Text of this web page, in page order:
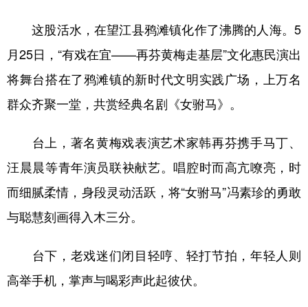
地方频道
北京 天津 河北 山西
辽宁 吉林 上海 江苏
山东 河南 湖北 湖南
广东 广西 海南 重庆
新疆 内蒙古 黑龙江
这股活水，在望江县鸦滩镇化作了沸腾的人海。5
月25日，“有戏在宜——再芬黄梅走基层”文化惠民演出
将舞台搭在了鸦滩镇的新时代文明实践广场，上万名
群众齐聚一堂，共赏经典名剧《女驸马》。
台上，著名黄梅戏表演艺术家韩再芬携手马丁、
汪晨晨等青年演员联袂献艺。唱腔时而高亢嘹亮，时
而细腻柔情，身段灵动活跃，将“女驸马”冯素珍的勇敢
与聪慧刻画得入木三分。
台下，老戏迷们闭目轻哼、轻打节拍，年轻人则
高举手机，掌声与喝彩声此起彼伏。